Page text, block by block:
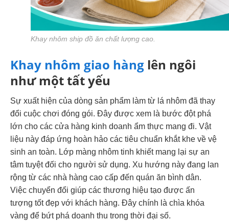
Khay nhôm ship đồ ăn chất lượng cao.
Khay nhôm giao hàng lên ngôi
như một tất yếu
Sự xuất hiện của dòng sản phẩm làm từ lá nhôm đã thay
đổi cuộc chơi đóng gói. Đây được xem là bước đột phá
lớn cho các cửa hàng kinh doanh ẩm thực mang đi. Vật
liệu này đáp ứng hoàn hảo các tiêu chuẩn khắt khe về vệ
sinh an toàn. Lớp màng nhôm tinh khiết mang lại sự an
tâm tuyệt đối cho người sử dụng. Xu hướng này đang lan
rộng từ các nhà hàng cao cấp đến quán ăn bình dân.
Việc chuyển đổi giúp các thương hiệu tạo được ấn
tượng tốt đẹp với khách hàng. Đây chính là chìa khóa
vàng để bứt phá doanh thu trong thời đại số.